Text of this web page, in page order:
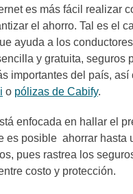
es más fácil realizar
el ahorro. Tal es el
ayuda a los
y gratuita, seguros
importantes del país, así
o pólizas de Cabify.
enfocada en hallar el
es posible ahorrar hasta
pues rastrea los
costo y protección.